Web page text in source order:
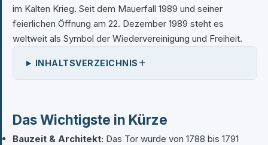
im Kalten Krieg. Seit dem Mauerfall 1989 und seiner
feierlichen Öffnung am 22. Dezember 1989 steht es
weltweit als Symbol der Wiedervereinigung und Freiheit.
INHALTSVERZEICHNIS +
Das Wichtigste in Kürze
Bauzeit & Architekt: Das Tor wurde von 1788 bis 1791